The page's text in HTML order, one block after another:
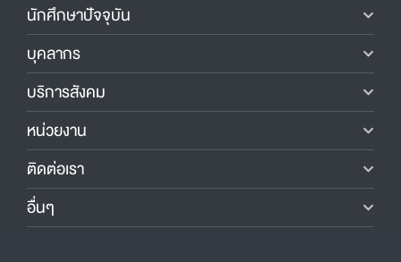
นักศึกษาปัจจุบัน
บุคลากร
บริการสังคม
หน่วยงาน
ติดต่อเรา
อื่นๆ